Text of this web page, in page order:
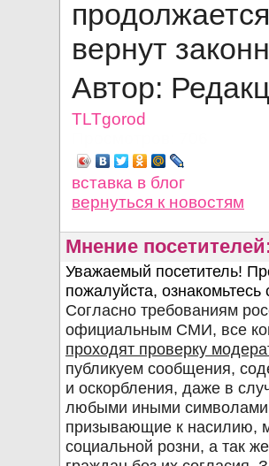
вернут
Автор:
TLTgorod
вставка в блог
вернуться к новостям
Мнение